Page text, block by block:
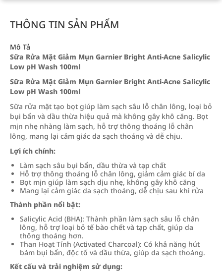
THÔNG TIN SẢN PHẨM
Mô Tả
Sữa Rửa Mặt Giảm Mụn Garnier Bright Anti-Acne Salicylic
Low pH Wash 100ml
Sữa Rửa Mặt Giảm Mụn Garnier Bright Anti-Acne Salicylic
Low pH Wash 100ml
Sữa rửa mặt tạo bọt giúp làm sạch sâu lỗ chân lông, loại bỏ
bụi bẩn và dầu thừa hiệu quả mà không gây khô căng. Bọt
mịn nhẹ nhàng làm sạch, hỗ trợ thông thoáng lỗ chân
lông, mang lại cảm giác da sạch thoáng và dễ chịu.
Lợi ích chính:
Làm sạch sâu bụi bẩn, dầu thừa và tạp chất
Hỗ trợ thông thoáng lỗ chân lông, giảm cảm giác bí da
Bọt mịn giúp làm sạch dịu nhẹ, không gây khô căng
Mang lại cảm giác da sạch thoáng, dễ chịu sau khi rửa
Thành phần nổi bật:
Salicylic Acid (BHA): Thành phần làm sạch sâu lỗ chân
lông, hỗ trợ loại bỏ tế bào chết và tạp chất, giúp da
thông thoáng hơn.
Than Hoạt Tính (Activated Charcoal): Có khả năng hút
bám bụi bẩn, độc tố và dầu thừa, giúp da sạch thoáng.
Kết cấu và trải nghiệm sử dụng: